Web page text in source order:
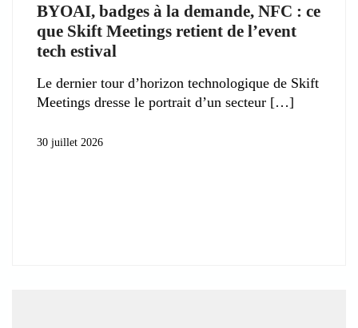
BYOAI, badges à la demande, NFC : ce
que Skift Meetings retient de l’event
tech estival
Le dernier tour d’horizon technologique de Skift
Meetings dresse le portrait d’un secteur
30 juillet 2026